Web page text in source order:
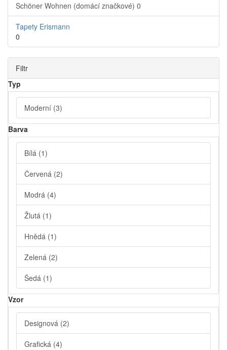
Schöner Wohnen (domácí značkové) 0
Tapety Erismann
0
Filtr
Typ
Moderní (3)
Barva
Bílá (1)
Červená (2)
Modrá (4)
Žlutá (1)
Hnědá (1)
Zelená (2)
Šedá (1)
Vzor
Designová (2)
Grafická (4)